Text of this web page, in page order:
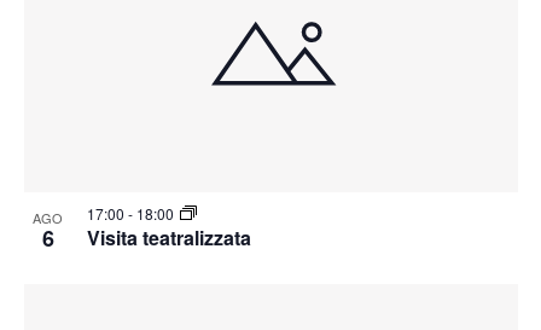
AGO
6 Visita teatralizzata
17:00 - 18:00